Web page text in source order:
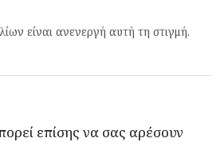
είναι ανενεργή αυτή τη στιγμή.
επίσης να σας αρέσουν